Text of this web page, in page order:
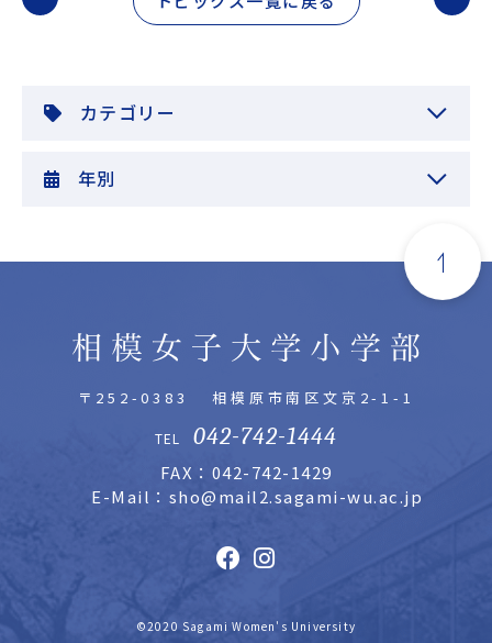
カテゴリー
年別
〒252-0383 相模原市南区文京2-1-1
TEL 042-742-1444
FAX：042-742-1429
E-Mail：sho@mail2.sagami-wu.ac.jp
©2020 Sagami Women's University